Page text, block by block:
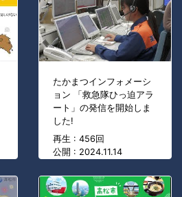
たかまつインフォメーシ
ョン 「救急隊ひっ迫アラ
ート」の発信を開始しま
した!
再生 : 456回
公開 : 2024.11.14